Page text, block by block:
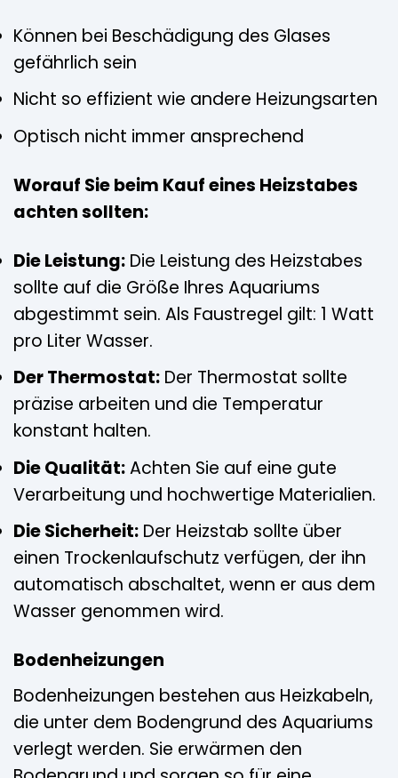
Können bei Beschädigung des Glases
gefährlich sein
Nicht so effizient wie andere Heizungsarten
Optisch nicht immer ansprechend
Worauf Sie beim Kauf eines Heizstabes
achten sollten:
Die Leistung: Die Leistung des Heizstabes
sollte auf die Größe Ihres Aquariums
abgestimmt sein. Als Faustregel gilt: 1 Watt
pro Liter Wasser.
Der Thermostat: Der Thermostat sollte
präzise arbeiten und die Temperatur
konstant halten.
Die Qualität:Achten Sie auf eine gute
Verarbeitung und hochwertige Materialien.
Die Sicherheit: Der Heizstab sollte über
einen Trockenlaufschutz verfügen, der ihn
automatisch abschaltet, wenn er aus dem
Wasser genommen wird.
Bodenheizungen
Bodenheizungen bestehen aus Heizkabeln,
die unter dem Bodengrund des Aquariums
verlegt werden. Sie erwärmen den